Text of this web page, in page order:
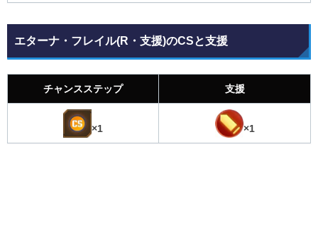
エターナ・フレイル(R・支援)のCSと支援
チャンスステップ 支援
×1 ×1